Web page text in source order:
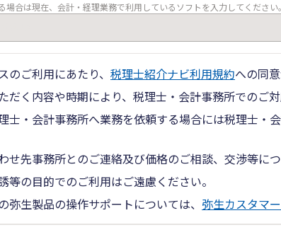
場合は現在、会計・経理業務で利用しているソフトを入力してください。
のご利用にあたり、 税理士紹介ナビ利用規約への同
だく内容や時期により、税理士・会計事務所でのご
士・会計事務所へ業務を依頼する場合には税理士・
せ先事務所とのご連絡及び価格のご相談、交渉等に
等の目的でのご利用はご遠慮ください。
弥生製品の操作サポートについては、 弥生カスタマ